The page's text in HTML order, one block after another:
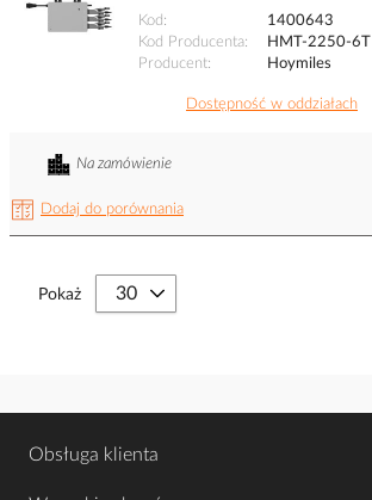
Kod
1400643
Kod Producenta
HMT-2250-6T
Producent
Hoymiles
Dostępność w oddziałach
Dodaj do porównania
Na zamówienie
Pokaż
Obsługa klienta